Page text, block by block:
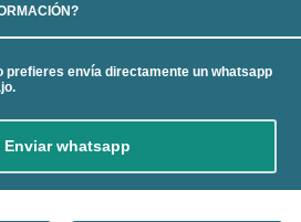
prefieres envía directamente un whatsapp
Enviar whatsapp